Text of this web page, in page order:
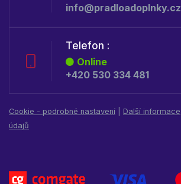
info@pradloadoplnky.cz
Telefon :
Online
+420 530 334 481
Cookie - podrobné nastavení Další informace
údajů